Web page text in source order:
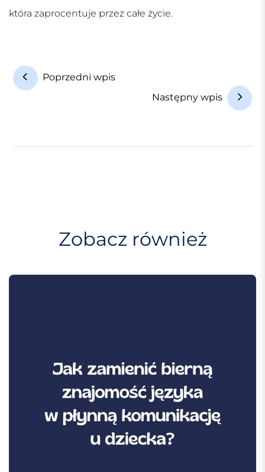
która zaprocentuje przez całe życie.
N
a
g
s
Poprzedni wpis
Następny wpis
Zobacz również